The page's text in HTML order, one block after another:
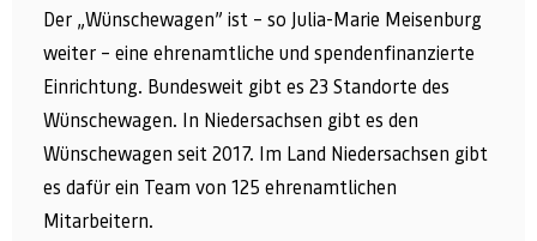
Der „Wünschewagen” ist – so Julia-Marie Meisenburg
weiter – eine ehrenamtliche und spendenfinanzierte
Einrichtung. Bundesweit gibt es 23 Standorte des
Wünschewagen. In Niedersachsen gibt es den
Wünschewagen seit 2017. Im Land Niedersachsen gibt
es dafür ein Team von 125 ehrenamtlichen
Mitarbeitern.